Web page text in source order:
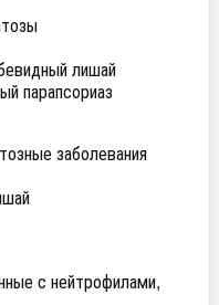
лишай
парапсориаз
заболевания
с нейтрофилами,